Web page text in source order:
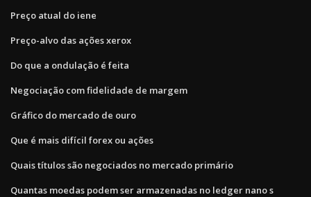
Preço atual do iene
Preço-alvo das ações xerox
Do que a ondulação é feita
Negociação com fidelidade de margem
Gráfico do mercado de ouro
Que é mais difícil forex ou ações
Quais títulos são negociados no mercado primário
Quantas moedas podem ser armazenadas no ledger nano s